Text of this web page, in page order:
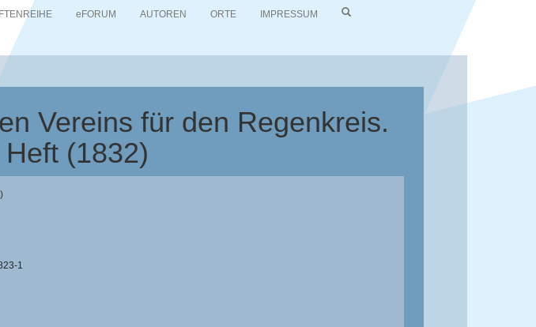
eFORUM AUTOREN ORTE IMPRESSUM
Vereins für den Regenkreis.
(1832)
1